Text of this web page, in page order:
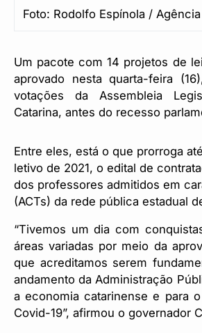
Foto: Rodolfo Espínola /
Um pacote com 14 projetos de
aprovado nesta quarta-feira
votações da Assembleia
Catarina, antes do recesso
Entre eles, está o que prorroga
letivo de 2021, o edital de
dos professores admitidos em
(ACTs) da rede pública estadual
“Tivemos um dia com
áreas variadas por meio da
que acreditamos serem
andamento da Administração
a economia catarinense e para
Covid-19”, afirmou o governador